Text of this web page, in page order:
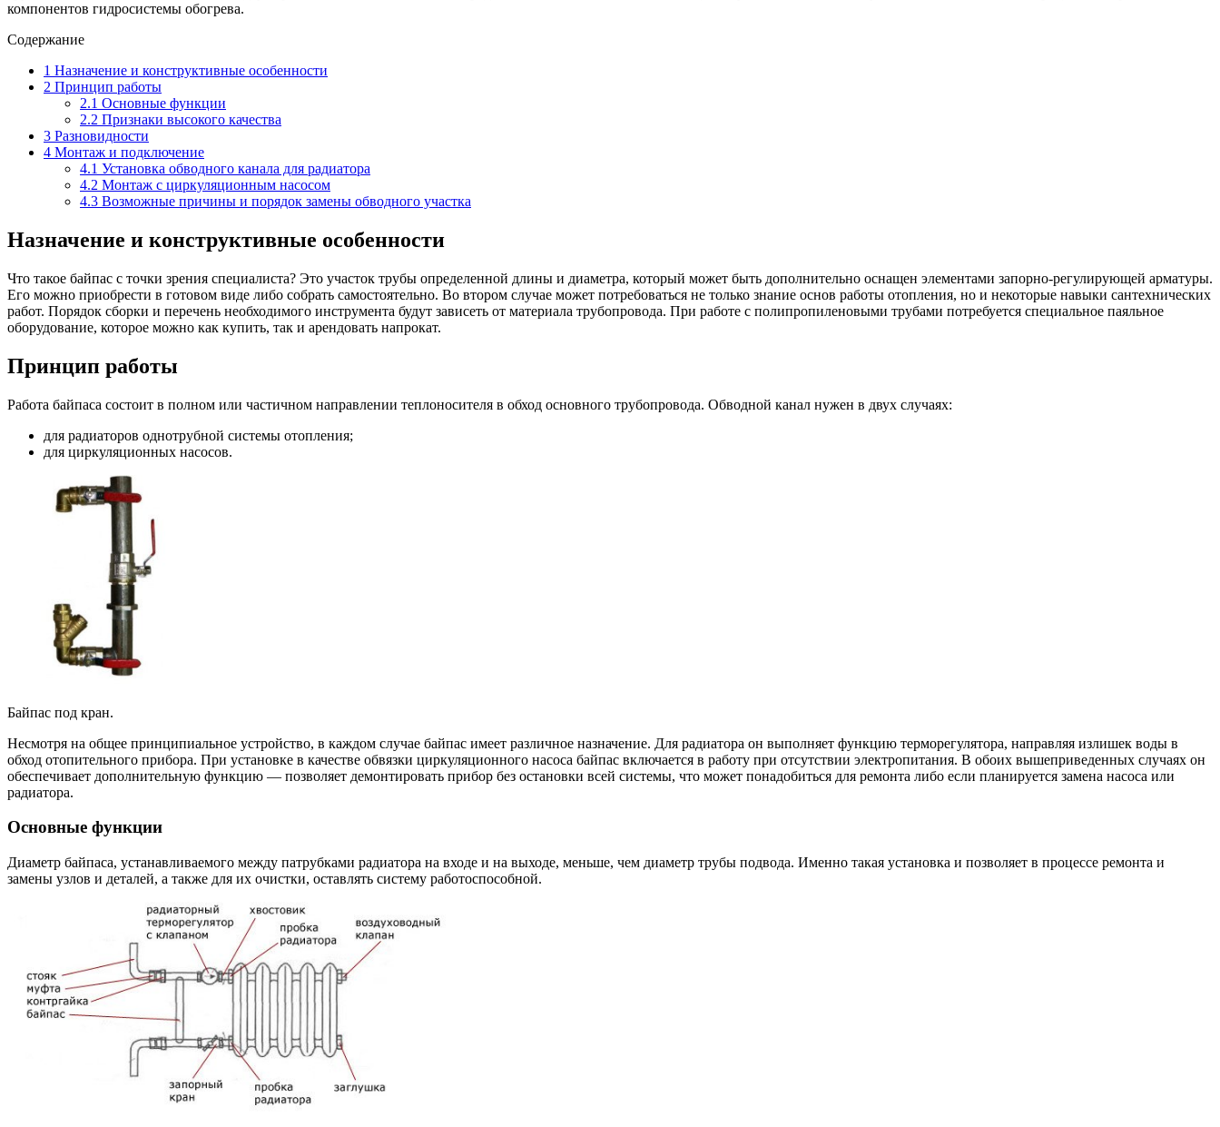
компонентов гидросистемы обогрева.
Содержание
1 Назначение и конструктивные особенности
2 Принцип работы
2.1 Основные функции
2.2 Признаки высокого качества
3 Разновидности
4 Монтаж и подключение
4.1 Установка обводного канала для радиатора
4.2 Монтаж с циркуляционным насосом
4.3 Возможные причины и порядок замены обводного участка
Назначение и конструктивные особенности
Что такое байпас с точки зрения специалиста? Это участок трубы определенной длины и диаметра, который может быть дополнительно оснащен элементами запорно-регулирующей арматуры.
Его можно приобрести в готовом виде либо собрать самостоятельно. Во втором случае может потребоваться не только знание основ работы отопления, но и некоторые навыки сантехнических
работ. Порядок сборки и перечень необходимого инструмента будут зависеть от материала трубопровода. При работе с полипропиленовыми трубами потребуется специальное паяльное
оборудование, которое можно как купить, так и арендовать напрокат.
Принцип работы
Работа байпаса состоит в полном или частичном направлении теплоносителя в обход основного трубопровода. Обводной канал нужен в двух случаях:
для радиаторов однотрубной системы отопления;
для циркуляционных насосов.
Байпас под кран.
Несмотря на общее принципиальное устройство, в каждом случае байпас имеет различное назначение. Для радиатора он выполняет функцию терморегулятора, направляя излишек воды в
обход отопительного прибора. При установке в качестве обвязки циркуляционного насоса байпас включается в работу при отсутствии электропитания. В обоих вышеприведенных случаях он
обеспечивает дополнительную функцию — позволяет демонтировать прибор без остановки всей системы, что может понадобиться для ремонта либо если планируется замена насоса или
радиатора.
Основные функции
Диаметр байпаса, устанавливаемого между патрубками радиатора на входе и на выходе, меньше, чем диаметр трубы подвода. Именно такая установка и позволяет в процессе ремонта и
замены узлов и деталей, а также для их очистки, оставлять систему работоспособной.